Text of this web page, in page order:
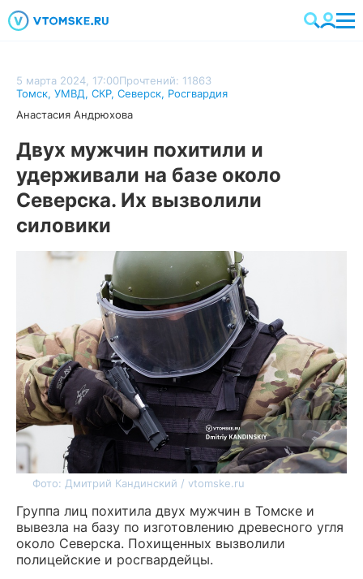
5 марта 2024, 17:00Прочтений: 11863
Томск, УМВД, СКР, Северск, Росгвардия
Анастасия Андрюхова
Двух мужчин похитили и
удерживали на базе около
Северска. Их вызволили
силовики
Фото: Дмитрий Кандинский / vtomske.ru
Группа лиц похитила двух мужчин в Томске и
вывезла на базу по изготовлению древесного угля
около Северска. Похищенных вызволили
полицейские и росгвардейцы.